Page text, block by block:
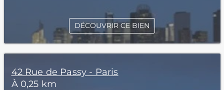
DÉCOUVRIR CE BIEN
42 Rue de Passy - Paris
À 0,25 km